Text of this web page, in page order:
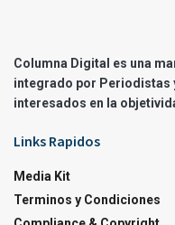
Columna Digital es una
integrado por Periodistas
interesados en la
Links Rapidos
Media Kit
Terminos y Condiciones